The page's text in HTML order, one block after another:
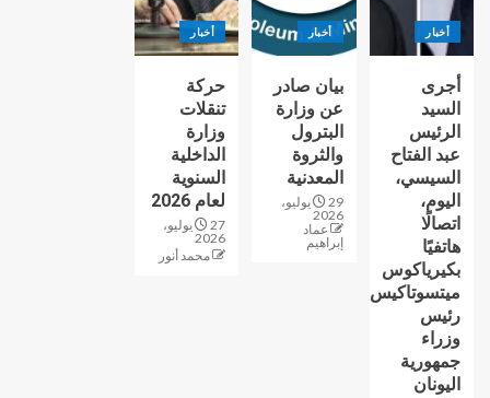
أخبار
أجرى
السيد
الرئيس
عبد الفتاح
السيسي،
اليوم،
اتصالًا
هاتفيًا
بكيرياكوس
ميتسوتاكيس
رئيس
وزراء
جمهورية
اليونان
أخبار
بيان صادر
عن وزارة
البترول
والثروة
المعدنية
29 يوليو،
2026
عماد
إبراهيم
أخبار
حركة
تنقلات
وزارة
الداخلية
السنوية
لعام 2026
27 يوليو،
2026
محمد أنور